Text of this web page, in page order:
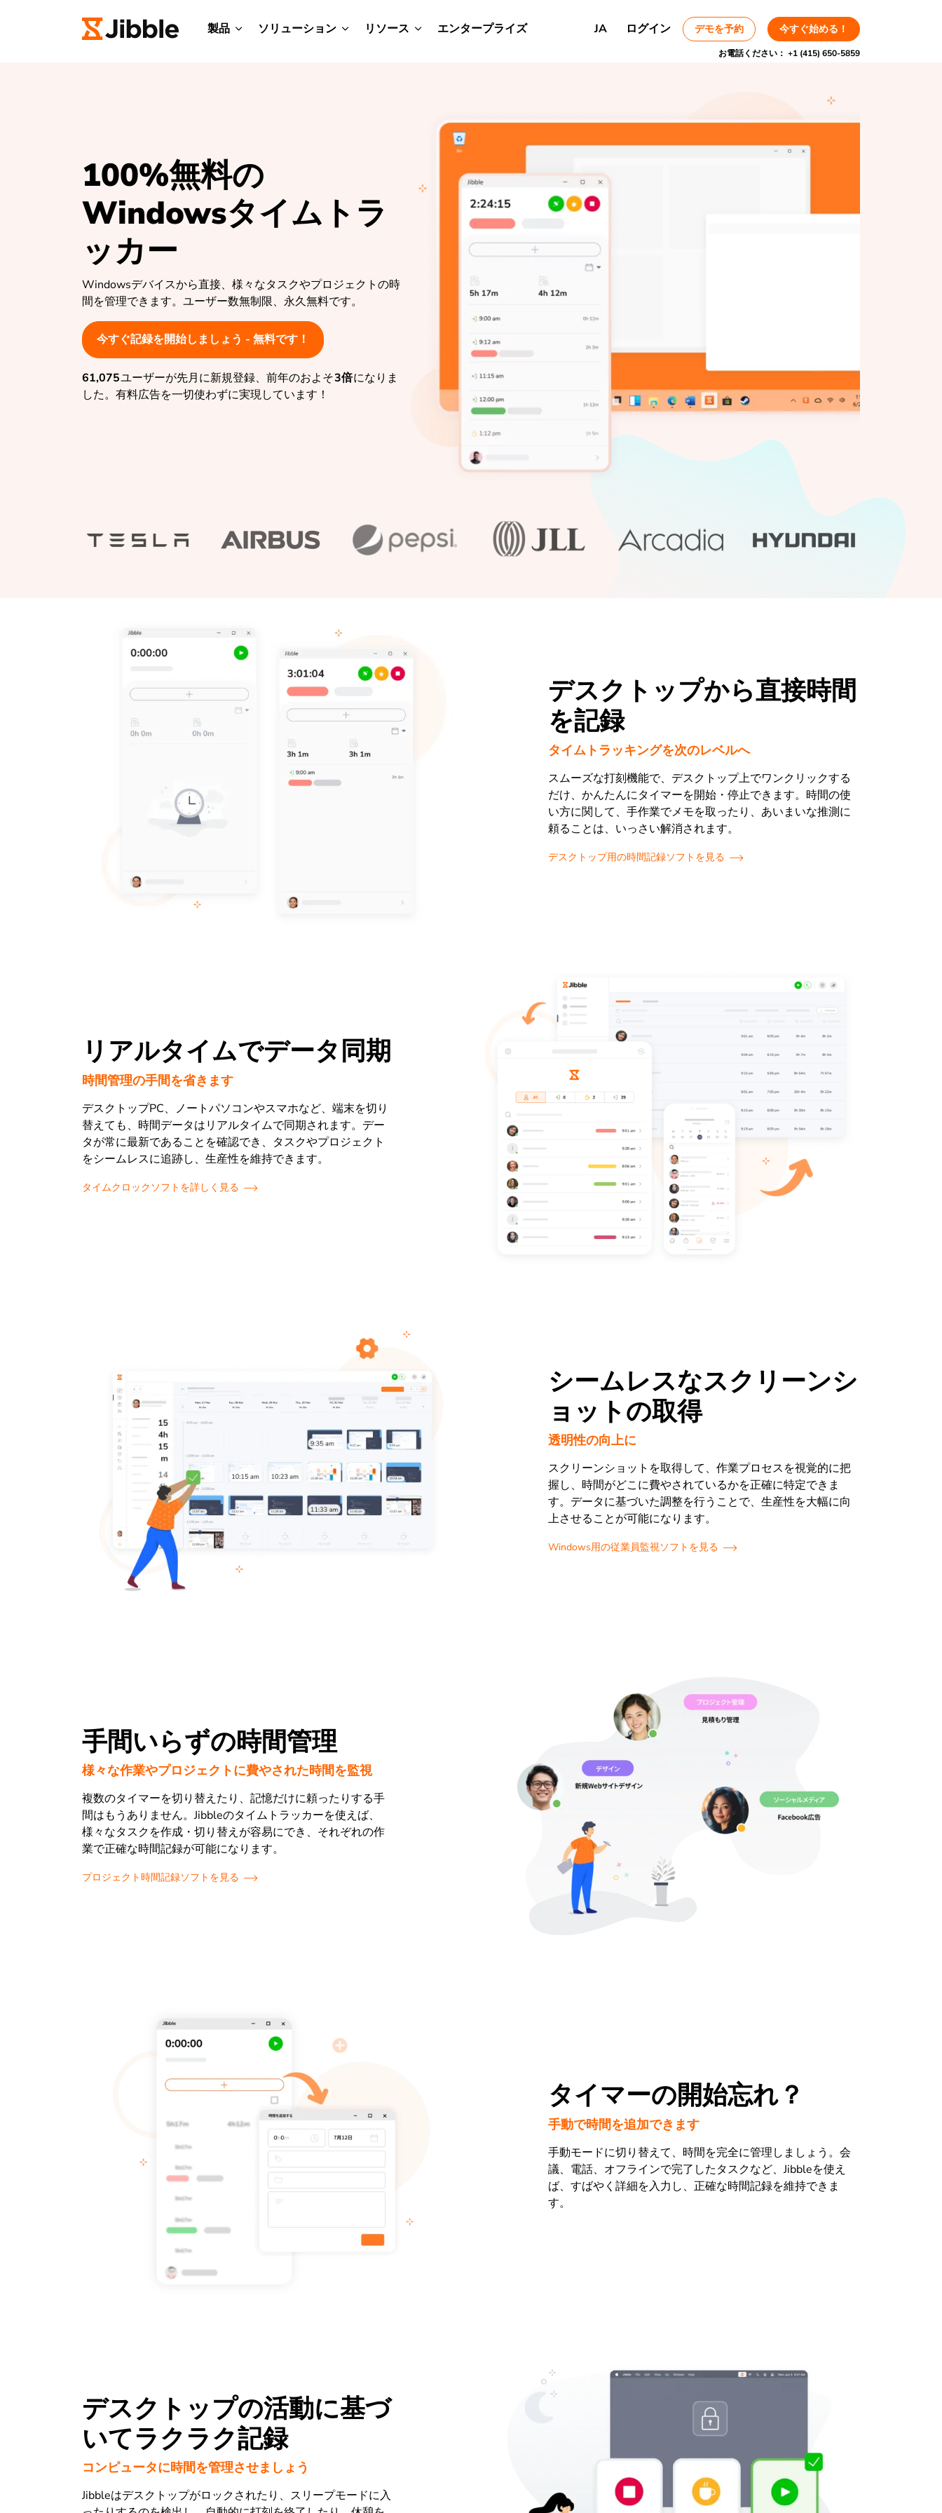
製品 ソリューション リソース エンタープライズ JA ログイン デモを予約 今すぐ始める！
お電話ください： +1 (415) 650-5859
100%無料の
Windowsタイムトラ
ッカー
Windowsデバイスから直接、様々なタスクやプロジェクトの時
間を管理できます。ユーザー数無制限、永久無料です。
今すぐ記録を開始しましょう - 無料です！
61,075ユーザーが先月に新規登録、前年のおよそ3倍になりま
した。有料広告を一切使わずに実現しています！
デスクトップから直接時間
を記録
タイムトラッキングを次のレベルへ
スムーズな打刻機能で、デスクトップ上でワンクリックする
だけ、かんたんにタイマーを開始・停止できます。時間の使
い方に関して、手作業でメモを取ったり、あいまいな推測に
頼ることは、いっさい解消されます。
デスクトップ用の時間記録ソフトを見る
リアルタイムでデータ同期
時間管理の手間を省きます
デスクトップPC、ノートパソコンやスマホなど、端末を切り
替えても、時間データはリアルタイムで同期されます。デー
タが常に最新であることを確認でき、タスクやプロジェクト
をシームレスに追跡し、生産性を維持できます。
タイムクロックソフトを詳しく見る
シームレスなスクリーンシ
ョットの取得
透明性の向上に
スクリーンショットを取得して、作業プロセスを視覚的に把
握し、時間がどこに費やされているかを正確に特定できま
す。データに基づいた調整を行うことで、生産性を大幅に向
上させることが可能になります。
Windows用の従業員監視ソフトを見る
手間いらずの時間管理
様々な作業やプロジェクトに費やされた時間を監視
複数のタイマーを切り替えたり、記憶だけに頼ったりする手
間はもうありません。Jibbleのタイムトラッカーを使えば、
様々なタスクを作成・切り替えが容易にでき、それぞれの作
業で正確な時間記録が可能になります。
プロジェクト時間記録ソフトを見る
タイマーの開始忘れ？
手動で時間を追加できます
手動モードに切り替えて、時間を完全に管理しましょう。会
議、電話、オフラインで完了したタスクなど、Jibbleを使え
ば、すばやく詳細を入力し、正確な時間記録を維持できま
す。
デスクトップの活動に基づ
いてラクラク記録
コンピュータに時間を管理させましょう
Jibbleはデスクトップがロックされたり、スリープモードに入